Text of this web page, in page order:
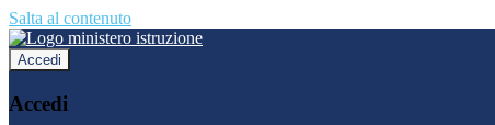
Salta al contenuto
Accedi
Accedi